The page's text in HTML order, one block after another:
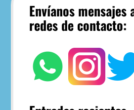
Envíanos mensajes
redes de contacto: